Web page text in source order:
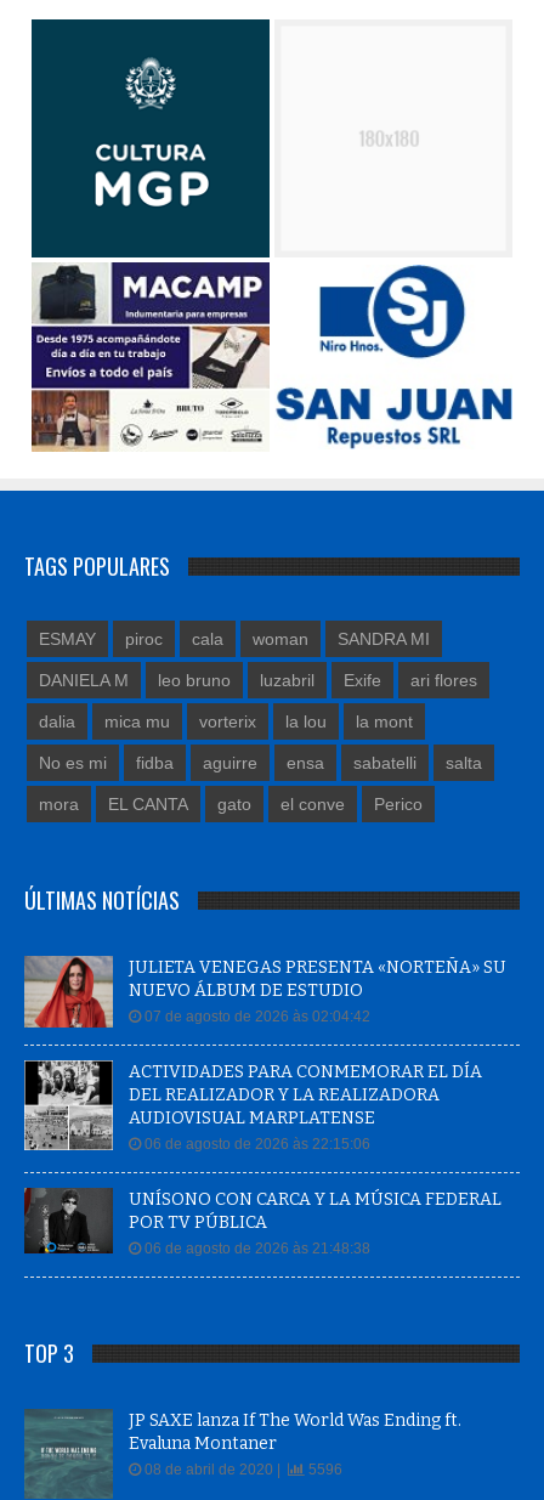
TAGS POPULARES
ESMAY piroc cala woman SANDRA MI
DANIELA M leo bruno luzabril Exife ari flores
dalia mica mu vorterix la lou la mont
No es mi fidba aguirre ensa sabatelli salta
mora EL CANTA gato el conve Perico
ÚLTIMAS NOTÍCIAS
JULIETA VENEGAS PRESENTA «NORTEÑA» SU
NUEVO ÁLBUM DE ESTUDIO
07 de agosto de 2026 às 02:04:42
ACTIVIDADES PARA CONMEMORAR EL DÍA
DEL REALIZADOR Y LA REALIZADORA
AUDIOVISUAL MARPLATENSE
06 de agosto de 2026 às 22:15:06
UNÍSONO CON CARCA Y LA MÚSICA FEDERAL
POR TV PÚBLICA
06 de agosto de 2026 às 21:48:38
TOP 3
JP SAXE lanza If The World Was Ending ft.
Evaluna Montaner
08 de abril de 2020 | 5596